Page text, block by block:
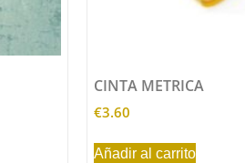
CINTA METRICA
€3.60
Añadir al carrito